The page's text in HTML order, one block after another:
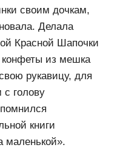
своим дочкам,
Делала
Красной Шапочки
из мешка
рукавицу, для
с голову
книги
маленькой».